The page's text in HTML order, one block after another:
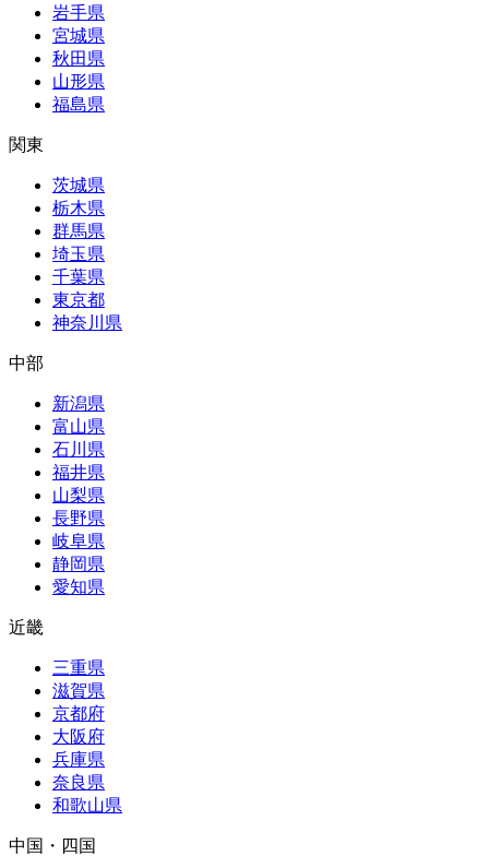
岩手県
宮城県
秋田県
山形県
福島県
関東
茨城県
栃木県
群馬県
埼玉県
千葉県
東京都
神奈川県
中部
新潟県
富山県
石川県
福井県
山梨県
長野県
岐阜県
静岡県
愛知県
近畿
三重県
滋賀県
京都府
大阪府
兵庫県
奈良県
和歌山県
中国・四国